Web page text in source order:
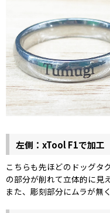
左側：xTool F1で加工
こちらも先ほどのドッグタ
の部分が削れて立体的に見
また、彫刻部分にムラが無